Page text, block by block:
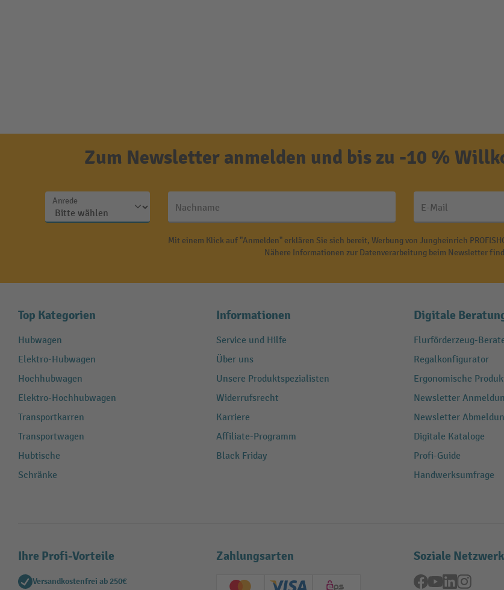
Zum Newsletter anmelden und bis zu -10 %
Anrede
Nachname E-Mail
Mit einem Klick auf "Anmelden" erklären Sie sich bereit, Werbung von Jungheinrich
Nähere Informationen zur Datenverarbeitung beim Newsletter
Top Kategorien
Hubwagen
Elektro-Hubwagen
Hochhubwagen
Elektro-Hochhubwagen
Transportkarren
Transportwagen
Hubtische
Schränke
Informationen
Service und Hilfe
Über uns
Unsere Produktspezialisten
Widerrufsrecht
Karriere
Affiliate-Programm
Black Friday
Digitale
Flurförderzeug-
Regalkonfigurator
Ergonomische
Newsletter
Newsletter
Digitale Kataloge
Profi-Guide
Handwerksumfrage
Ihre Profi-Vorteile
Versandkostenfrei ab 250€
Zahlungsarten Soziale
Facebook
YouTubeLinkedIn